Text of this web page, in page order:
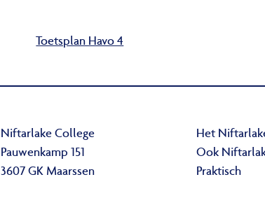
Toetsplan Havo 4
Niftarlake College
Pauwenkamp 151
3607 GK Maarssen
Het
Ook
Praktisch